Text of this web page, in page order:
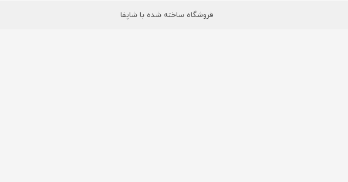
فروشگاه ساخته شده با شاپفا